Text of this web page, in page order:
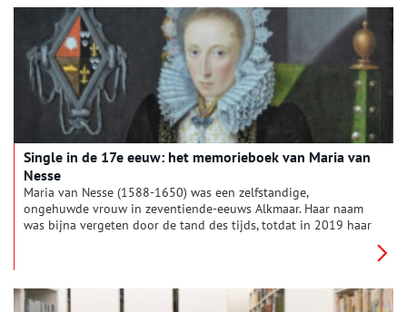
plaatst dit verzet in een lange historische context. Centraal
staan de kracht en veerkracht van vrouwen en andere Iraniërs
die zich, ondanks grote risico’s, verzetten tegen onderdrukking
en ongelijkheid.
Single in de 17e eeuw: het memorieboek van Maria van
Nesse
Maria van Nesse (1588-1650) was een zelfstandige,
ongehuwde vrouw in zeventiende-eeuws Alkmaar. Haar naam
was bijna vergeten door de tand des tijds, totdat in 2019 haar
de zeventiende eeuw. In het kasboek beschreef ze niet alleen
haar uitgaven, maar ook recepten, huishoudtips en andere